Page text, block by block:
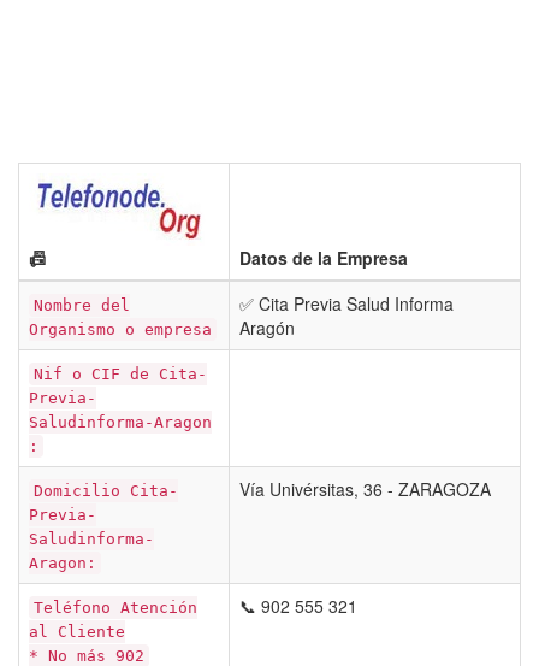
📠 Datos de la Empresa
Nombre del
Organismo o empresa
✅ Cita Previa Salud Informa
Aragón
Nif o CIF de Cita-
Previa-
Saludinforma-Aragon
:
Domicilio Cita-
Previa-
Saludinforma-
Aragon:
Vía Univérsitas, 36 - ZARAGOZA
Teléfono Atención
al Cliente
* No más 902
📞 902 555 321